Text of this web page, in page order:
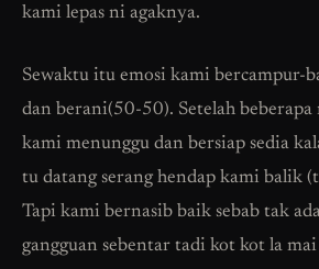
kami lepas ni agaknya.
Sewaktu itu emosi kami bercampur-
dan berani(50-50). Setelah
kami menunggu dan bersiap sedia
tu datang serang hendap kami balik
Tapi kami bernasib baik sebab tak
gangguan sebentar tadi kot kot la